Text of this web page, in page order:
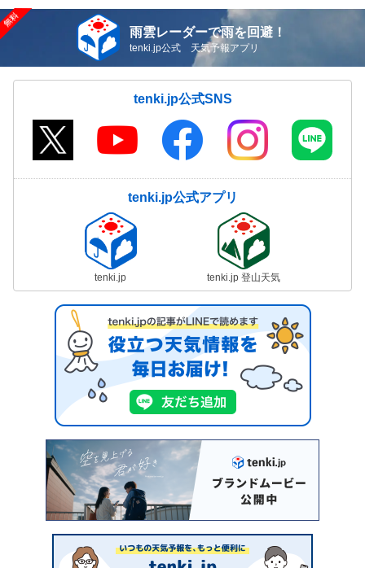
雨雲レーダーで雨を回避！
tenki.jp公式 天気予報アプリ
tenki.jp公式SNS
tenki.jp公式アプリ
tenki.jp tenki.jp 登山天気